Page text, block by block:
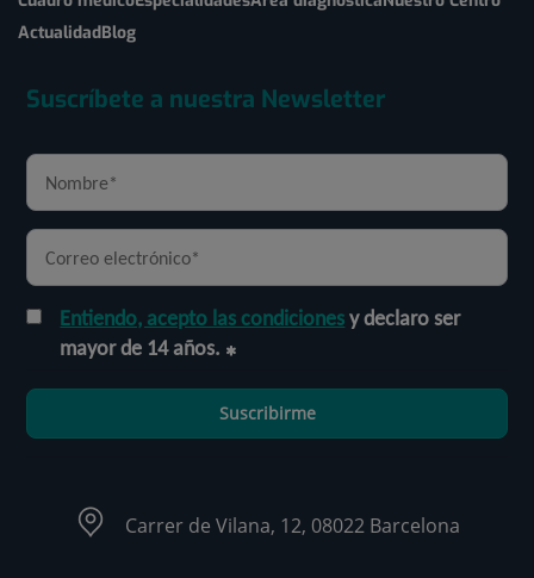
ActualidadBlog
Suscríbete a nuestra Newsletter
Entiendo, acepto las condicionesy declaro ser
mayor de 14 años.
Suscribirme
Carrer de Vilana, 12, 08022 Barcelona